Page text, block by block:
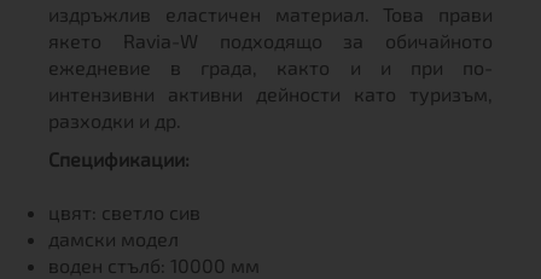
издръжлив еластичен материал. Това прави
якето Ravia-W подходящо за обичайното
ежедневие в града, както и и при по-
интензивни активни дейности като туризъм,
разходки и др.
Спецификации:
цвят: светло сив
дамски модел
воден стълб: 10000 мм